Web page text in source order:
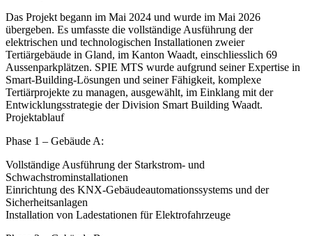
Das Projekt begann im Mai 2024 und wurde im Mai 2026
übergeben. Es umfasste die vollständige Ausführung der
elektrischen und technologischen Installationen zweier
Tertiärgebäude in Gland, im Kanton Waadt, einschliesslich 69
Aussenparkplätzen. SPIE MTS wurde aufgrund seiner Expertise in
Smart-Building-Lösungen und seiner Fähigkeit, komplexe
Tertiärprojekte zu managen, ausgewählt, im Einklang mit der
Entwicklungsstrategie der Division Smart Building Waadt.
Projektablauf
Phase 1 – Gebäude A:
Vollständige Ausführung der Starkstrom- und
Schwachstrominstallationen
Einrichtung des KNX-Gebäudeautomationssystems und der
Sicherheitsanlagen
Installation von Ladestationen für Elektrofahrzeuge